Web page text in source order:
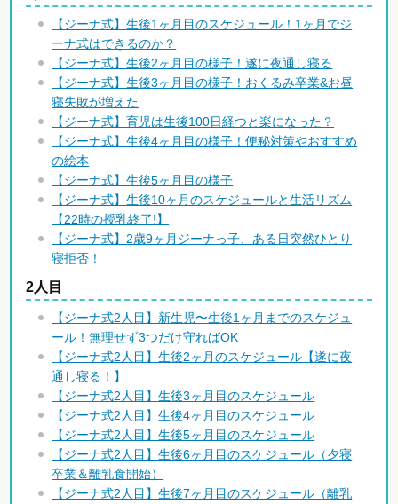
【ジーナ式】生後1ヶ月目のスケジュール！1ヶ月でジ
ーナ式はできるのか？
【ジーナ式】生後2ヶ月目の様子！遂に夜通し寝る
【ジーナ式】生後3ヶ月目の様子！おくるみ卒業&お昼
寝失敗が増えた
【ジーナ式】育児は生後100日経つと楽になった？
【ジーナ式】生後4ヶ月目の様子！便秘対策やおすすめ
の絵本
【ジーナ式】生後5ヶ月目の様子
【ジーナ式】生後10ヶ月のスケジュールと生活リズム
【22時の授乳終了!】
【ジーナ式】2歳9ヶ月ジーナっ子、ある日突然ひとり
寝拒否！
2人目
【ジーナ式2人目】新生児〜生後1ヶ月までのスケジュ
ール！無理せず3つだけ守ればOK
【ジーナ式2人目】生後2ヶ月のスケジュール【遂に夜
通し寝る！】
【ジーナ式2人目】生後3ヶ月目のスケジュール
【ジーナ式2人目】生後4ヶ月目のスケジュール
【ジーナ式2人目】生後5ヶ月目のスケジュール
【ジーナ式2人目】生後6ヶ月目のスケジュール（夕寝
卒業＆離乳食開始）
【ジーナ式2人目】生後7ヶ月目のスケジュール（離乳